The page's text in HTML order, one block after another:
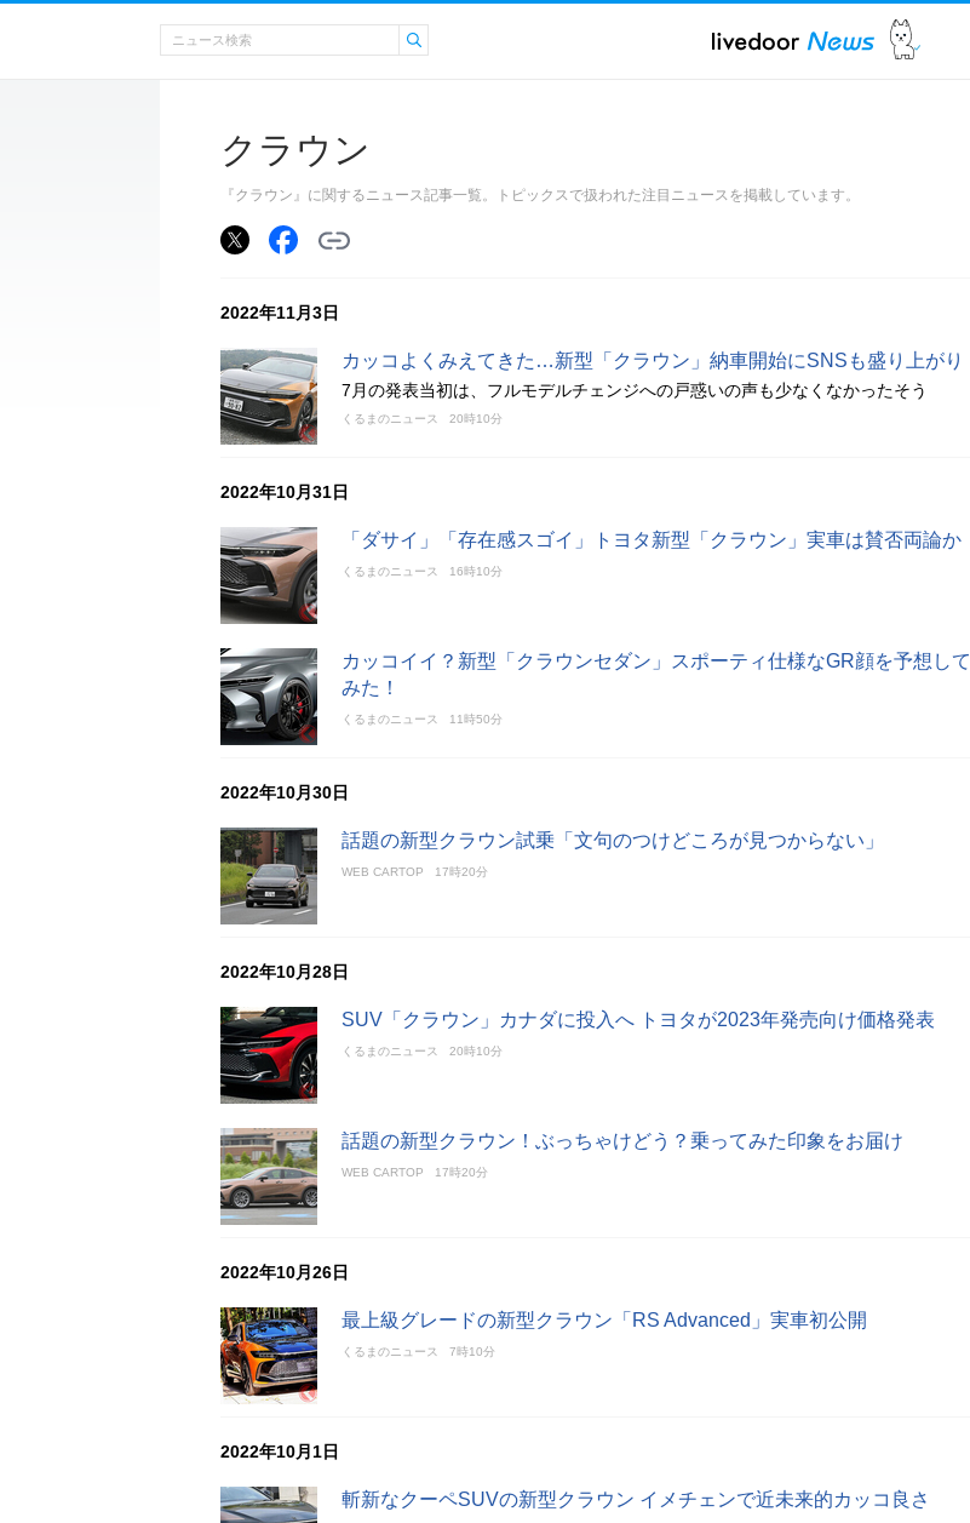
クラウン
『クラウン』に関するニュース記事一覧。トピックスで扱われた注目ニュースを掲載しています。
2022年11月3日
カッコよくみえてきた…新型「クラウン」納車開始にSNSも盛り上がり
7月の発表当初は、フルモデルチェンジへの戸惑いの声も少なくなかったそう
くるまのニュース 20時10分
2022年10月31日
「ダサイ」「存在感スゴイ」トヨタ新型「クラウン」実車は賛否両論か
くるまのニュース 16時10分
カッコイイ？新型「クラウンセダン」スポーティ仕様なGR顔を予想して
みた！
くるまのニュース 11時50分
2022年10月30日
話題の新型クラウン試乗「文句のつけどころが見つからない」
WEB CARTOP 17時20分
2022年10月28日
SUV「クラウン」カナダに投入へ トヨタが2023年発売向け価格発表
くるまのニュース 20時10分
話題の新型クラウン！ぶっちゃけどう？乗ってみた印象をお届け
WEB CARTOP 17時20分
2022年10月26日
最上級グレードの新型クラウン「RS Advanced」実車初公開
くるまのニュース 7時10分
2022年10月1日
斬新なクーペSUVの新型クラウン イメチェンで近未来的カッコ良さ